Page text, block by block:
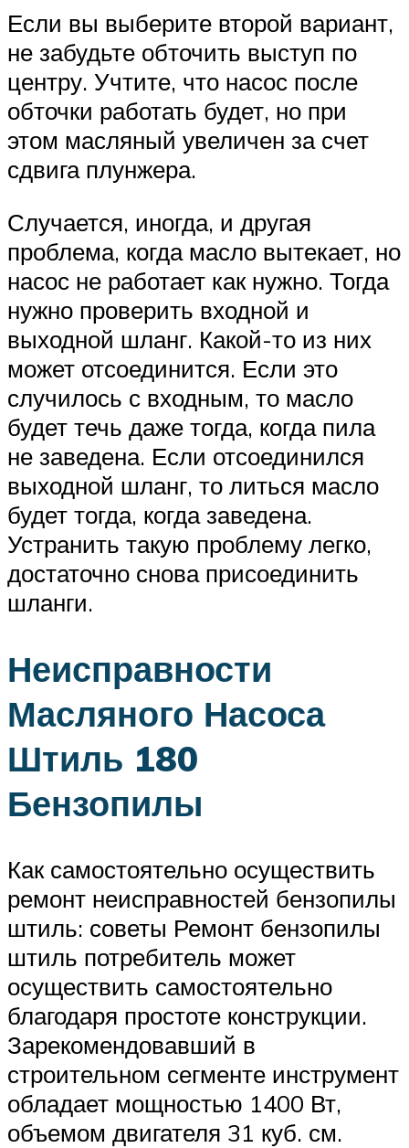
Если вы выберите второй вариант,
не забудьте обточить выступ по
центру. Учтите, что насос после
обточки работать будет, но при
этом масляный увеличен за счет
сдвига плунжера.
Случается, иногда, и другая
проблема, когда масло вытекает, но
насос не работает как нужно. Тогда
нужно проверить входной и
выходной шланг. Какой-то из них
может отсоединится. Если это
случилось с входным, то масло
будет течь даже тогда, когда пила
не заведена. Если отсоединился
выходной шланг, то литься масло
будет тогда, когда заведена.
Устранить такую проблему легко,
достаточно снова присоединить
шланги.
Неисправности
Масляного Насоса
Штиль 180
Бензопилы
Как самостоятельно осуществить
ремонт неисправностей бензопилы
штиль: советы Ремонт бензопилы
штиль потребитель может
осуществить самостоятельно
благодаря простоте конструкции.
Зарекомендовавший в
строительном сегменте инструмент
обладает мощностью 1400 Вт,
объемом двигателя 31 куб. см.